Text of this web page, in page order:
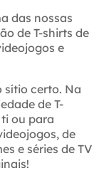
das nossas
de T-shirts de
e
sítio certo. Na
de T-
ou para
de
e séries de TV